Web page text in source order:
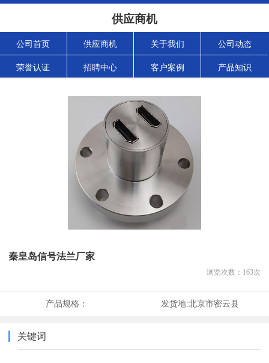
供应商机
公司首页 供应商机 关于我们 公司动态
荣誉认证 招聘中心 客户案例 产品知识
秦皇岛信号法兰厂家
浏览次数： 163次
产品规格： 发货地:北京市密云县
关键词